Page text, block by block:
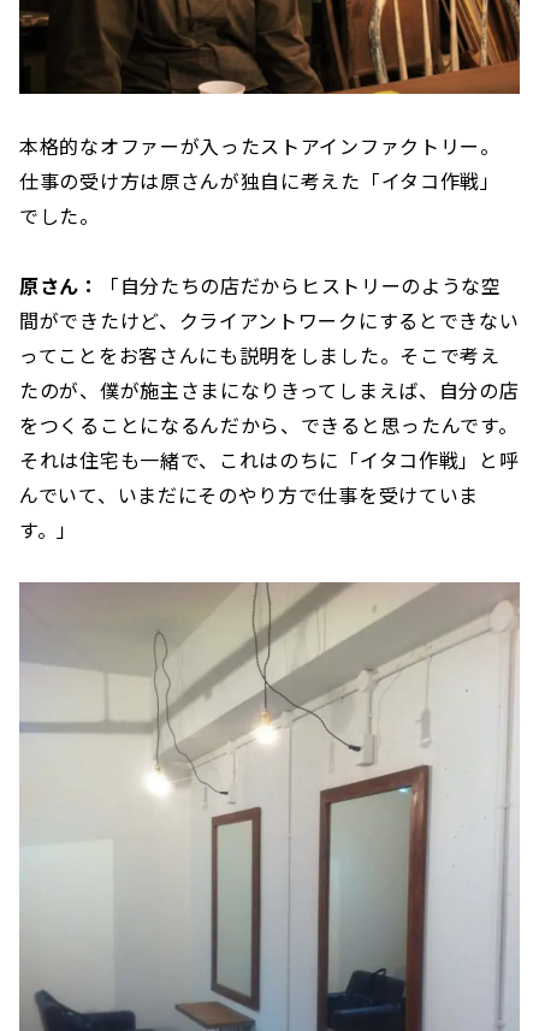
本格的なオファーが入ったストアインファクトリー。
仕事の受け方は原さんが独自に考えた「イタコ作戦」
でした。
原さん：
「自分たちの店だからヒストリーのような空
間ができたけど、クライアントワークにするとできない
ってことをお客さんにも説明をしました。そこで考え
たのが、僕が施主さまになりきってしまえば、自分の店
をつくることになるんだから、できると思ったんです。
それは住宅も一緒で、これはのちに「イタコ作戦」と呼
んでいて、いまだにそのやり方で仕事を受けていま
す。」